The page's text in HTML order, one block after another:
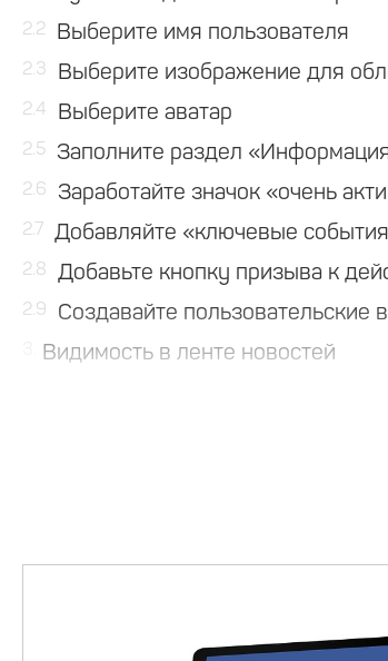
2.2 Выберите имя пользователя
2.3 Выберите изображение для
2.4 Выберите аватар
2.5 Заполните раздел
2.6 Заработайте значок «очень
2.7 Добавляйте «ключевые
2.8 Добавьте кнопку призыва к
2.9 Создавайте пользовательские
Видимость в ленте новостей
Соблюдайте правильные